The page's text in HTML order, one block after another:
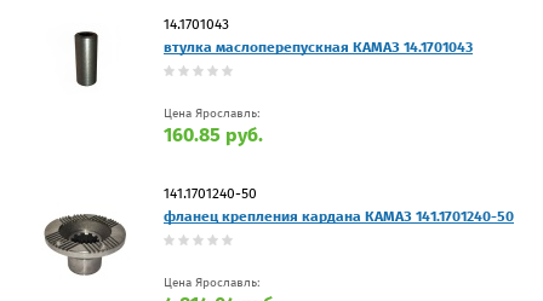
14.1701043
втулка маслоперепускная КАМАЗ 14.1701043
Цена Ярославль:
160.85 руб.
141.1701240-50
фланец крепления кардана КАМАЗ 141.1701240-50
Цена Ярославль: